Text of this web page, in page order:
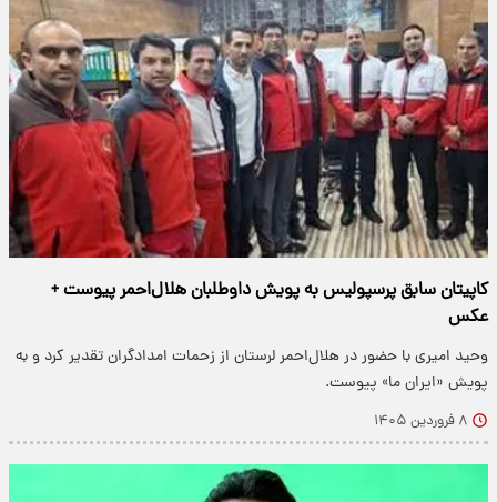
کاپیتان سابق پرسپولیس به پویش داوطلبان هلال‌احمر پیوست +
عکس
وحید امیری با حضور در هلال‌احمر لرستان از زحمات امدادگران تقدیر کرد و به
پویش «ایران ما» پیوست.
۸ فروردین ۱۴۰۵